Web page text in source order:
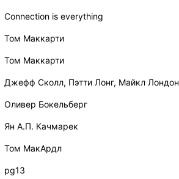
Connection is everything
Том Маккарти
Том Маккарти
Джефф Сколл, Пэтти Лонг, Майкл Лондон
Оливер Бокельберг
Ян А.П. Качмарек
Том МакАрдл
pg13